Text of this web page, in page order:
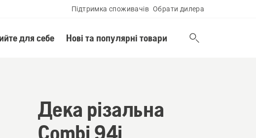
Підтримка споживачів Обрати дилера
для себе Нові та популярні товари
Дека різальна
Сombi 94і